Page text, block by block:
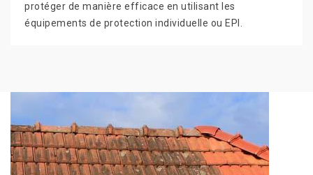
protéger de manière efficace en utilisant les
équipements de protection individuelle ou EPI.